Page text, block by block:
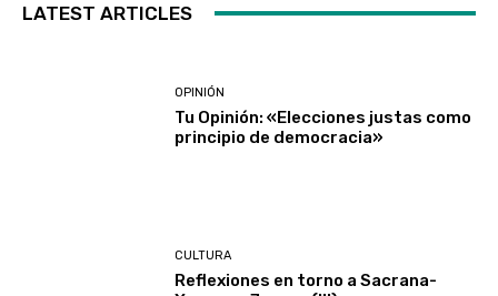
LATEST ARTICLES
OPINIÓN
Tu Opinión: «Elecciones justas como
principio de democracia»
CULTURA
Reflexiones en torno a Sacrana-